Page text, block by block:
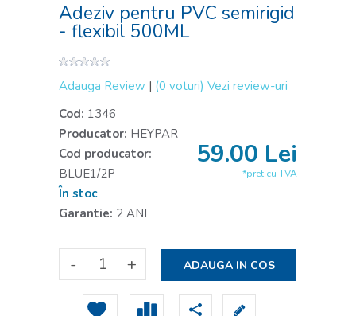
Adeziv pentru PVC semirigid
- flexibil 500ML
Adauga Review | (0 voturi) Vezi review-uri
Cod: 1346
Producator: HEYPAR
Cod producator:
BLUE1/2P
În stoc
Garantie: 2 ANI
59.00 Lei
*pret cu TVA